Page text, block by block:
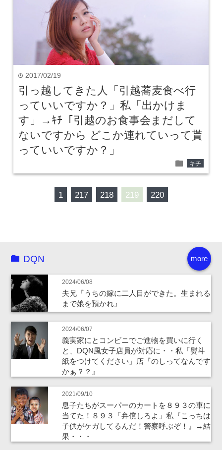
time 2017/02/19
引っ越してきた人「引越蕎麦食べ行
っていいですか？」私「出かけま
す」→ｷﾁ「引越のお食事会まだして
ないですから どこか連れていって貰
っていいですか？」
folder キチ
1 217 218 219 220
more
DQN
2024/06/08
夫兄『うちの嫁に二人目ができた。生まれる
まで娘を預かれ』
2024/06/07
義実家にとコンビニでご進物を買いに行く
と、DQN風女子店員が対応に・・私「熨斗
紙をつけてください」店『のしってなんです
かぁ？？』
2021/09/10
息子たちがスーパーのカートを８９３の車に
当てた！８９３「弁償しろよ」私『こっちは
子供がケガしてるんだ！警察呼ぶぞ！』→結
果・・・